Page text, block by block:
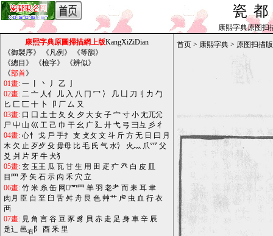
瓷
康熙字典原图扫
康熙字典原圖掃描網上版KangXiZiDian
《御製序》 《凡例 》 《等韻》
《總目 》 《檢字》 《辨似》
《部首》
01畫: 一 丶 丿 乙
02畫: 二 亠 人亻 儿 入 八 冂 冖 冫 几 凵 刀刂 力 勹
匕 匚 匸 十 卜 卩 厂 厶 又
03畫: 口 囗 土 士 夂 夊 夕 大 女 子 宀 寸 小 尢兀尣
尸 屮 山 巛 工 己 巾 干 幺 广 廴 廾 弋 弓 彐彑 彡 彳
04畫: 心忄 戈 戶 手扌 支 攴攵 文 斗 斤 方 无 日 曰 月
木 欠 止 歹歺 殳 毋母 比 毛 氏 气 水氵 火灬 爪爫 父
爻 爿 片 牙 牛 犬犭
05畫: 玄 玉王 瓜 瓦 甘 生 用 田 疋 疒 癶 白 皮 皿
目罒 矛 矢 石 示 禸 禾 穴 立
06畫: 竹 米 糸 缶 网罓罒 羊 羽 老耂 而 耒 耳 聿
肉月 臣 自 至 臼 舌 舛 舟 艮 色 艸艹 虍 虫 血 行 衣
襾
07畫: 見 角 言 谷 豆 豕 豸 貝 赤 走 足 身 車 辛 辰
辵辶
邑右阝 酉 釆 里
首页 > 康熙字典 > 原图扫描版